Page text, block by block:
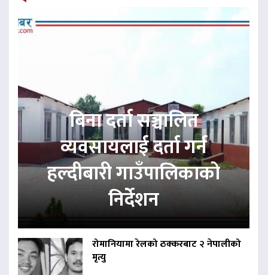
बिना दर्ता सञ्चालित
व्यवसायलाई दर्ता गर्न
हल्दीबारी गाउँपालिकाको
निर्देशन
रोमानियामा रेलको ठक्करबाट २ नेपालीको
मृत्यु